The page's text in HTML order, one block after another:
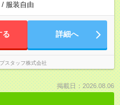
/ 服装自由
る 詳細へ
スタッフ株式会社
掲載日：2026.08.06